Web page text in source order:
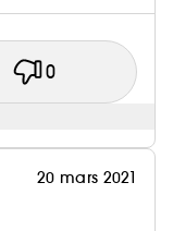
0
20 mars 2021